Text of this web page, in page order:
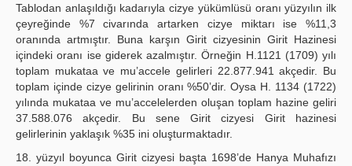
Tablodan anlaşıldığı kadarıyla cizye yükümlüsü oranı yüzyılın ilk
çeyreğinde %7 civarında artarken cizye miktarı ise %11,3
oranında artmıştır. Buna karşın Girit cizyesinin Girit Hazinesi
içindeki oranı ise giderek azalmıştır. Örneğin H.1121 (1709) yılı
toplam mukataa ve mu’accele gelirleri 22.877.941 akçedir. Bu
toplam içinde cizye gelirinin oranı %50’dir. Oysa H. 1134 (1722)
yılında mukataa ve mu’accelelerden oluşan toplam hazine geliri
37.588.076 akçedir. Bu sene Girit cizyesi Girit hazinesi
gelirlerinin yaklaşık %35 ini oluşturmaktadır.
18. yüzyıl boyunca Girit cizyesi başta 1698’de Hanya Muhafızı